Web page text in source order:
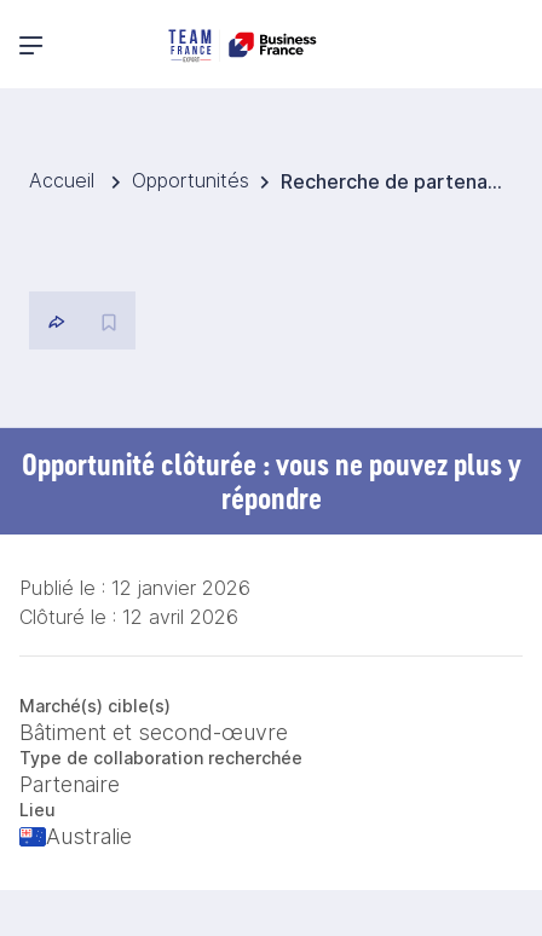
Menu principal
Accueil Opportunités Recherche de partenaires experts innovants pour un programme de modernisation d’infrastructures scientifiques en environnement extrême (base Antarctique australienne)
Opportunité clôturée : vous ne pouvez plus y
répondre
Publié le : 12 janvier 2026
Clôturé le : 12 avril 2026
Marché(s) cible(s)
Bâtiment et second-œuvre
Type de collaboration recherchée
Partenaire
Lieu
Australie